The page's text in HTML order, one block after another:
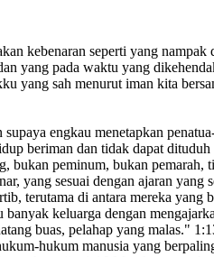
kebenaran seperti yang nampak
yang pada waktu yang
yang sah menurut iman kita
engkau menetapkan
beriman dan tidak dapat
bukan peminum, bukan pemarah,
, yang sesuai dengan ajaran yang
terutama di antara mereka yang
banyak keluarga dengan
buas, pelahap yang malas."
hukum manusia yang